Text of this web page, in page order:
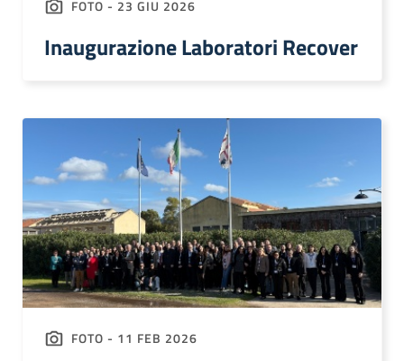
FOTO - 23 GIU 2026
Inaugurazione Laboratori Recover
FOTO - 11 FEB 2026